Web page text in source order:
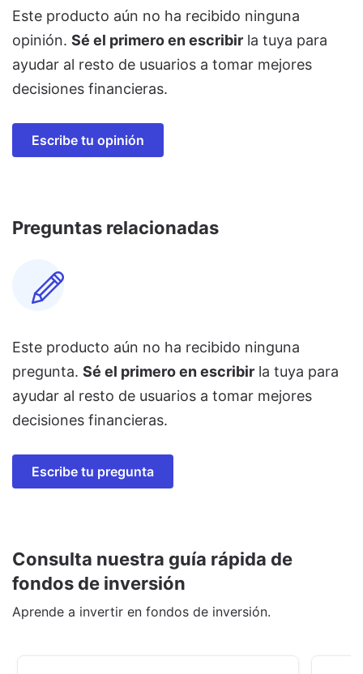
Este producto aún no ha recibido ninguna
opinión. Sé el primero en escribir la tuya para
ayudar al resto de usuarios a tomar mejores
decisiones financieras.
Escribe tu opinión
Preguntas relacionadas
Este producto aún no ha recibido ninguna
pregunta. Sé el primero en escribir la tuya para
ayudar al resto de usuarios a tomar mejores
decisiones financieras.
Escribe tu pregunta
Consulta nuestra guía rápida de
fondos de inversión
Aprende a invertir en fondos de inversión.